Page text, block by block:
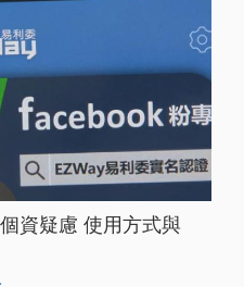
資疑慮 使用方式與